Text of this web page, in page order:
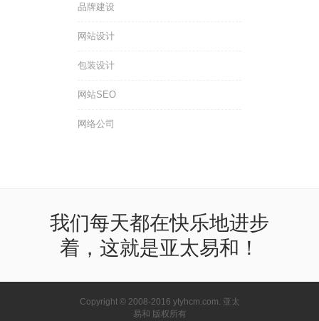
品牌建设
网站设计
包装设计
网站SEO
网络公司
我们每天都在快乐地进步
着，这就是亚太易和！
Copyright © 2008-2016 ytyhcm.com. 亚太
易和 版权所有